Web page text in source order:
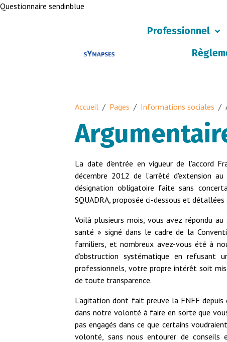
Questionnaire sendinblue
Professionnel
Accueil Pages Informations sociales
La date d'entrée en vigueur de l'accord
décembre 2012 de l'arrêté d'extension au
désignation obligatoire faite sans
SQUADRA, proposée ci-dessous et
Voilà plusieurs mois, vous avez répondu
santé » signé dans le cadre de la
familiers, et nombreux avez-vous été à
d’obstruction systématique en
professionnels, votre propre intérêt soit
de toute transparence.
L'agitation dont fait preuve la FNFF
dans notre volonté à faire en sorte que
pas engagés dans ce que certains
volonté, sans nous entourer de